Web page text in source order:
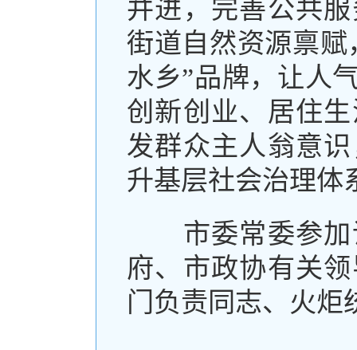
并进，完善公共
街道自然资源禀
水乡”品牌，让人
创新创业、居住
发群众主人翁意
升基层社会治理体
市委常委参加
府、市政协有关
门负责同志、火炬